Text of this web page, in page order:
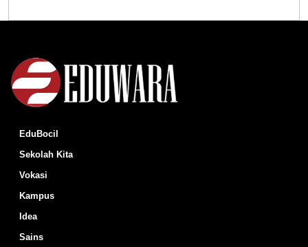
EduBocil
Sekolah Kita
Vokasi
Kampus
Idea
Sains